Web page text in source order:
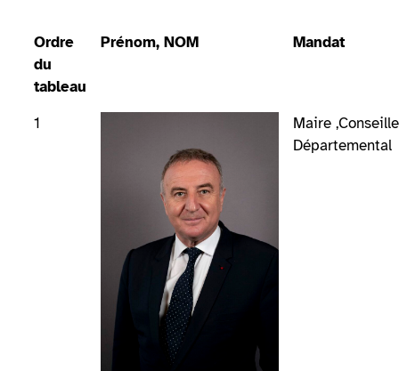
Ordre
du
tableau
Prénom, NOM Mandat
1
Maire
Départemental